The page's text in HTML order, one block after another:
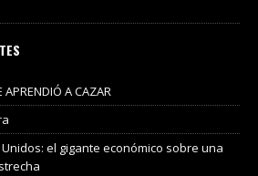
APRENDIÓ A CAZAR
el gigante económico sobre una